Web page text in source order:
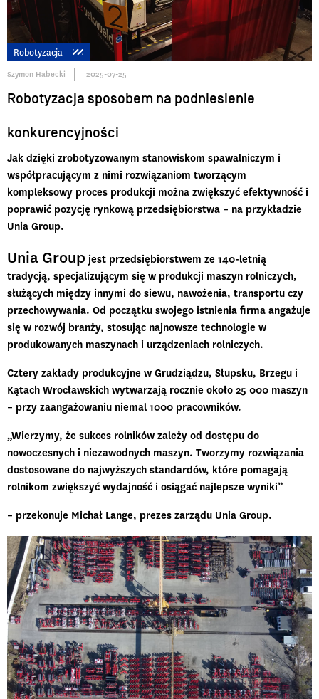
Robotyzacja
Szymon Habecki 2025-07-25
Robotyzacja sposobem na podniesienie
konkurencyjności
Jak dzięki zrobotyzowanym stanowiskom spawalniczym i
współpracującym z nimi rozwiązaniom tworzącym
kompleksowy proces produkcji można zwiększyć efektywność i
poprawić pozycję rynkową przedsiębiorstwa – na przykładzie
Unia Group.
Unia Group jest przedsiębiorstwem ze 140-letnią
tradycją, specjalizującym się w produkcji maszyn rolniczych,
służących między innymi do siewu, nawożenia, transportu czy
przechowywania. Od początku swojego istnienia firma angażuje
się w rozwój branży, stosując najnowsze technologie w
produkowanych maszynach i urządzeniach rolniczych.
Cztery zakłady produkcyjne w Grudziądzu, Słupsku, Brzegu i
Kątach Wrocławskich wytwarzają rocznie około 25 000 maszyn
– przy zaangażowaniu niemal 1000 pracowników.
„Wierzymy, że sukces rolników zależy od dostępu do
nowoczesnych i niezawodnych maszyn. Tworzymy rozwiązania
dostosowane do najwyższych standardów, które pomagają
rolnikom zwiększyć wydajność i osiągać najlepsze wyniki”
– przekonuje Michał Lange, prezes zarządu Unia Group.